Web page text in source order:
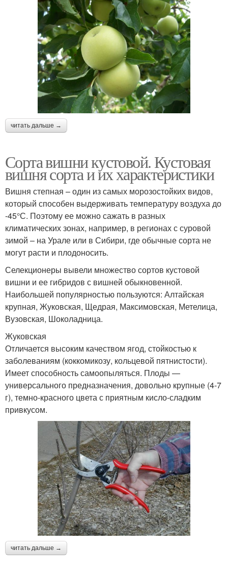
читать дальше →
Сорта вишни кустовой. Кустовая
вишня сорта и их характеристики
Вишня степная – один из самых морозостойких видов,
который способен выдерживать температуру воздуха до
-45°С. Поэтому ее можно сажать в разных
климатических зонах, например, в регионах с суровой
зимой – на Урале или в Сибири, где обычные сорта не
могут расти и плодоносить.
Селекционеры вывели множество сортов кустовой
вишни и ее гибридов с вишней обыкновенной.
Наибольшей популярностью пользуются: Алтайская
крупная, Жуковская, Щедрая, Максимовская, Метелица,
Вузовская, Шоколадница.
Жуковская
Отличается высоким качеством ягод, стойкостью к
заболеваниям (коккомикозу, кольцевой пятнистости).
Имеет способность самоопыляться. Плоды —
универсального предназначения, довольно крупные (4-7
г), темно-красного цвета с приятным кисло-сладким
привкусом.
читать дальше →